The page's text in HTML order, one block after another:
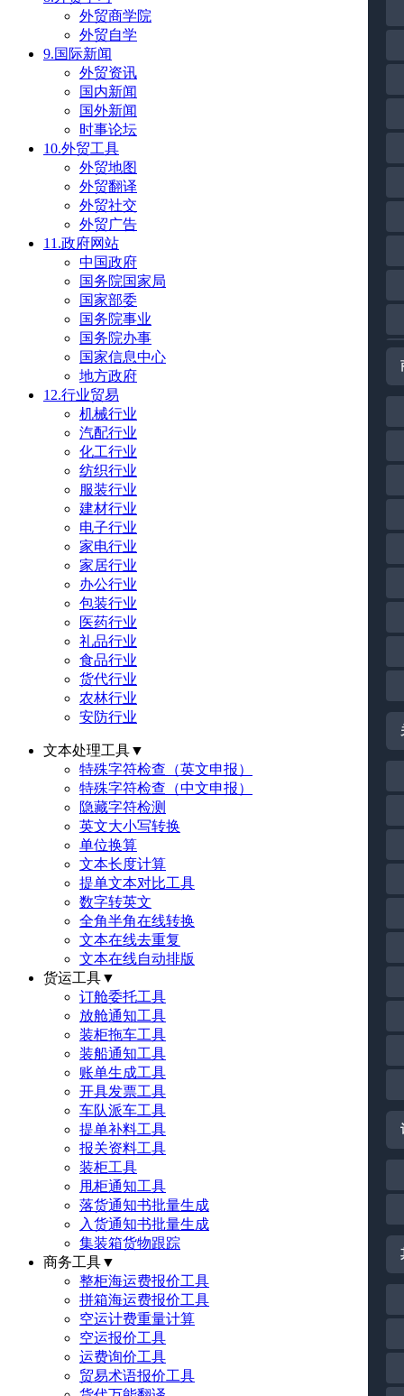
外贸商学院
外贸自学
9.国际新闻
外贸资讯
国内新闻
国外新闻
时事论坛
10.外贸工具
外贸地图
外贸翻译
外贸社交
外贸广告
11.政府网站
中国政府
国务院国家局
国家部委
国务院事业
国务院办事
国家信息中心
地方政府
12.行业贸易
机械行业
汽配行业
化工行业
纺织行业
服装行业
建材行业
电子行业
家电行业
家居行业
办公行业
包装行业
医药行业
礼品行业
食品行业
货代行业
农林行业
安防行业
文本处理工具▼
特殊字符检查（英文申报）
特殊字符检查（中文申报）
隐藏字符检测
英文大小写转换
单位换算
文本长度计算
提单文本对比工具
数字转英文
全角半角在线转换
文本在线去重复
文本在线自动排版
货运工具▼
订舱委托工具
放舱通知工具
装柜拖车工具
装船通知工具
账单生成工具
开具发票工具
车队派车工具
提单补料工具
报关资料工具
装柜工具
甩柜通知工具
落货通知书批量生成
入货通知书批量生成
集装箱货物跟踪
商务工具▼
整柜海运费报价工具
拼箱海运费报价工具
空运计费重量计算
空运报价工具
运费询价工具
贸易术语报价工具